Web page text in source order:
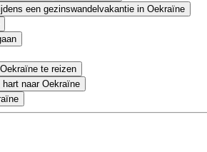
een gezinswandelvakantie in Oekraïne
te reizen
naar Oekraïne